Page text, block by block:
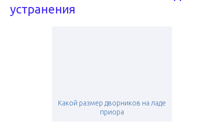
устранения
Какой размер дворников на ладе
приора